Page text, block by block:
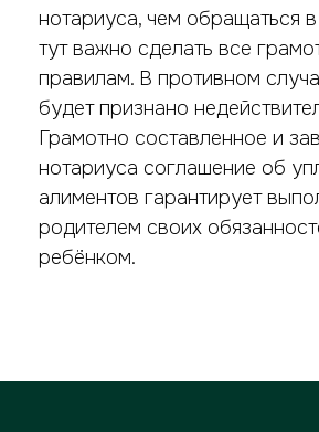
нотариуса, чем обращаться
тут важно сделать все
правилам. В противном
будет признано
Грамотно составленное и
нотариуса соглашение об
алиментов гарантирует
родителем своих
ребёнком.